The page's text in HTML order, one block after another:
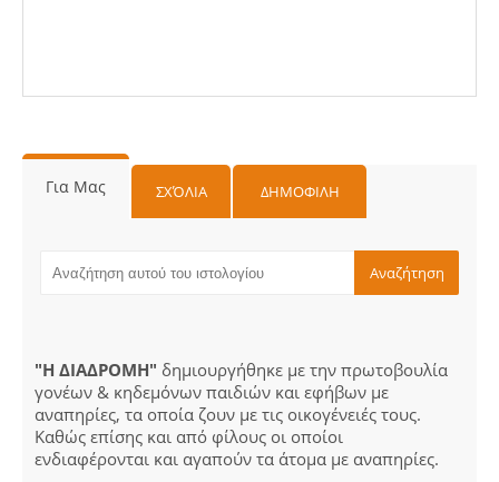
Για Μας ΣΧΌΛΙΑ ΔΗΜΟΦΙΛΗ
"Η ΔΙΑΔΡΟΜΗ" δημιουργήθηκε με την πρωτοβουλία
γονέων & κηδεμόνων παιδιών και εφήβων με
αναπηρίες, τα οποία ζουν με τις οικογένειές τους.
Καθώς επίσης και από φίλους οι οποίοι
ενδιαφέρονται και αγαπούν τα άτομα με αναπηρίες.